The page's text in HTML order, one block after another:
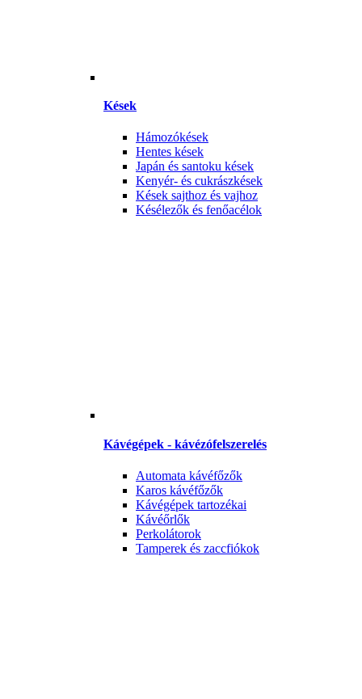
Kések
Hámozókések
Hentes kések
Japán és santoku kések
Kenyér- és cukrászkések
Kések sajthoz és vajhoz
Késélezők és fenőacélok
Kávégépek - kávézófelszerelés
Automata kávéfőzők
Karos kávéfőzők
Kávégépek tartozékai
Kávéőrlők
Perkolátorok
Tamperek és zaccfiókok